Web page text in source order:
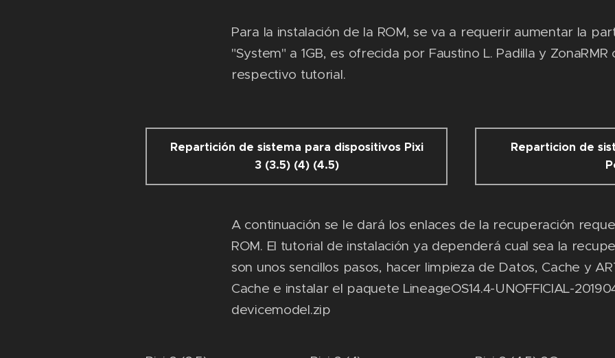
Para la instalación de la ROM, se va a requerir aumentar la
"System" a 1GB, es ofrecida por Faustino L. Padilla y ZonaRMR
respectivo tutorial.
Repartición de sistema para dispositivos Pixi
3 (3.5) (4) (4.5)
Reparticion de
A continuación se le dará los enlaces de la recuperación
ROM. El tutorial de instalación ya dependerá cual sea la
son unos sencillos pasos, hacer limpieza de Datos, Cache y
Cache e instalar el paquete LineageOS14.4-UNOFFICIAL-
devicemodel.zip